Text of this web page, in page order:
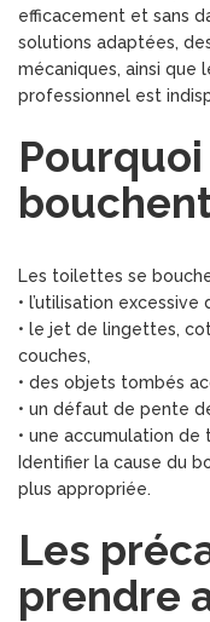
efficacement et sans
solutions adaptées,
mécaniques, ainsi que
professionnel est
Les toilettes se
• l’utilisation
• le jet de lingettes,
couches,
• des objets tombés
• un défaut de pente
• une accumulation
Identifier la cause du
plus appropriée.
Les
prendre